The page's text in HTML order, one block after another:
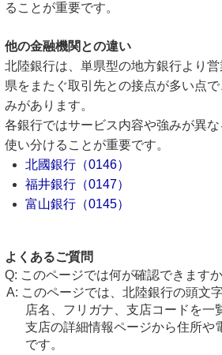
ることが重要です。
他の金融機関との違い
北陸銀行は、単県型の地方銀行より
県をまたぐ取引先との接点が多い点
みがあります。
各銀行ではサービス内容や強みが異
使い分けることが重要です。
北國銀行（0146）
福井銀行（0147）
富山銀行（0145）
よくあるご質問
このページでは何が確認できます
このページでは、北陸銀行の頭文
店名、フリガナ、支店コードを一
支店の詳細情報ページから住所や
です。